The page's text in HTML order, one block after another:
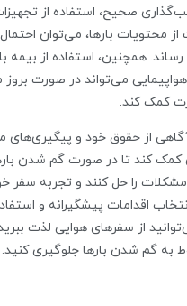
صحیح، استفاده از
محتویات بارها، می‌توان
رساند. همچنین، استفاده از بیمه
می‌تواند در صورت بروز
کمک کند.
از حقوق خود و پیگیری‌های
کمک کند تا در صورت گم شدن
را حل کنند و تجربه سفر
اقدامات پیشگیرانه و
از سفرهای هوایی لذت
به گم شدن بارها جلوگیری کنید.